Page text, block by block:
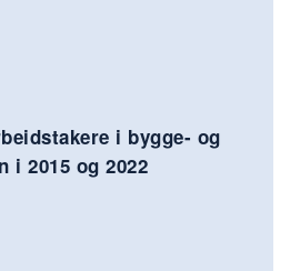
i bygge- og
i 2015 og 2022